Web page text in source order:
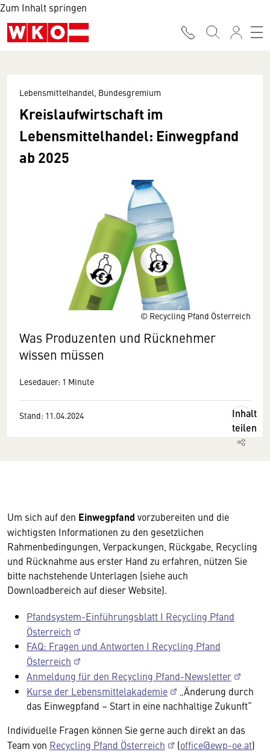
Zum Inhalt springen
© Recycling Pfand Österreich
Lebensmittelhandel, Bundesgremium
Kreislaufwirtschaft im
Lebensmittelhandel: Einwegpfand
ab 2025
Was Produzenten und Rücknehmer
wissen müssen
Lesedauer: 1 Minute
Stand: 11.04.2024
Inhalt
teilen
Um sich auf den Einwegpfand vorzubereiten und die
wichtigsten Informationen zu den gesetzlichen
Rahmenbedingungen, Verpackungen, Rückgabe, Recycling
und Rücknahme aus erster Hand zu erfahren, nützen Sie
bitte nachstehende Unterlagen (siehe auch
Downloadbereich auf dieser Website).
Pfandsystem-Einführungsblatt I Recycling Pfand
Österreich
FAQ: Fragen und Antworten I Recycling Pfand
Österreich
Anmeldung für den Recycling Pfand-Newsletter
Kurse der Lebensmittelakademie
„Änderung durch
das Einwegpfand – Start in eine nachhaltige Zukunft“
Individuelle Fragen können Sie gerne auch direkt an das
Team von Recycling Pfand Österreich (office@ewp-oe.at)